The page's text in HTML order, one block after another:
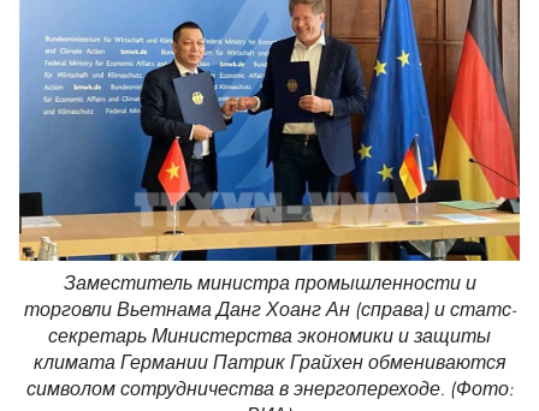
Заместитель министра промышленности и
торговли Вьетнама Данг Хоанг Ан (справа) и статс-
секретарь Министерства экономики и защиты
климата Германии Патрик Грайхен обмениваются
символом сотрудничества в энергопереходе. (Фото: